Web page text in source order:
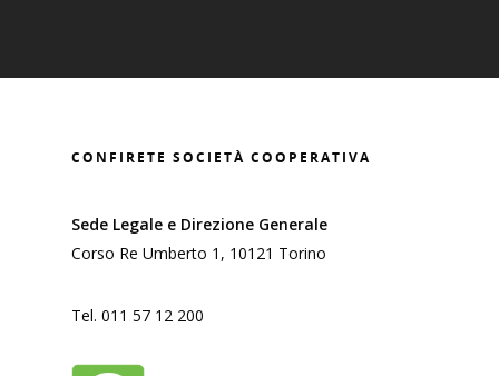
CONFIRETE SOCIETÀ COOPERATIVA
Sede Legale e Direzione Generale
Corso Re Umberto 1, 10121 Torino
Tel. 011 57 12 200
HOME
CHI SIAMO
FINANZIAMENTI